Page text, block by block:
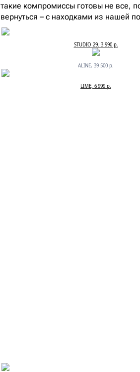
такие компромиссы готовы не все,
вернуться – с находками из нашей
STUDIO 29. 3 990 р.
ALINE, 39 500 р.
LIME, 6 999 р.